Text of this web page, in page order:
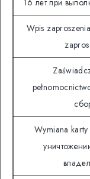
Wpis
Wymiana karty